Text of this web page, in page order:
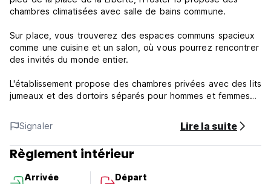
chambres climatisées avec salle de bains commune.
Sur place, vous trouverez des espaces communs spacieux
comme une cuisine et un salon, où vous pourrez rencontrer
des invités du monde entier.
L'établissement propose des chambres privées avec des lits
jumeaux et des dortoirs séparés pour hommes et femmes
vue incroyable sur la ville et toutes sont fournies avec du
linge de lit et des serviettes.
Une assistance 24 heures sur 24 est disponible à la
vous êtes libre de vous enregistrer et de partir à votre
Signaler Lire la suite
Règlement intérieur
Arrivée
Départ